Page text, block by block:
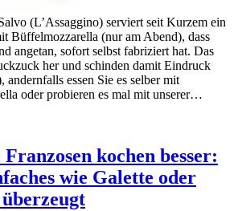
(L’Assaggino) serviert seit Kurzem ein
Büffelmozzarella (nur am Abend), dass
angetan, sofort selbst fabriziert hat. Das
her und schinden damit Eindruck
andernfalls essen Sie es selber mit
oder probieren es mal mit unserer…
kochen besser:
wie Galette oder